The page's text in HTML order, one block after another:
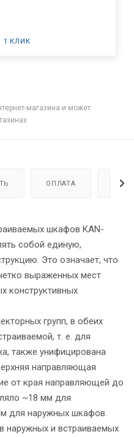
1 КЛИК
магазина и может
ОПЛАТА
шкафов KAN-
собой единую,
Это означает, что
выраженных мест
конструктивных
групп, в обеих
т. е. для
также унифицирована
направляющая
от края направляющей до
~18 мм для
для наружных шкафов.
наружных и встраиваемых